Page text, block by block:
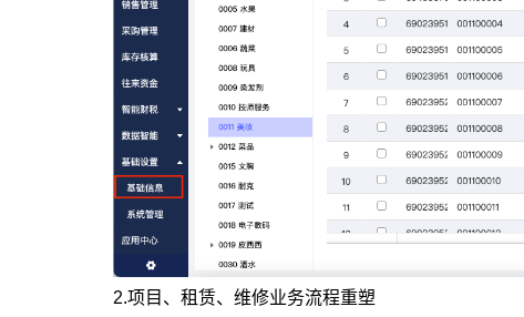
2.项目、租赁、维修业务流程重塑